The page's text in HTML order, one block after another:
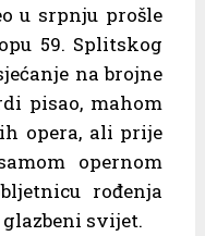
u srpnju prošle
59. Splitskog
na brojne
pisao, mahom
opera, ali prije
opernom
rođenja
svijet.